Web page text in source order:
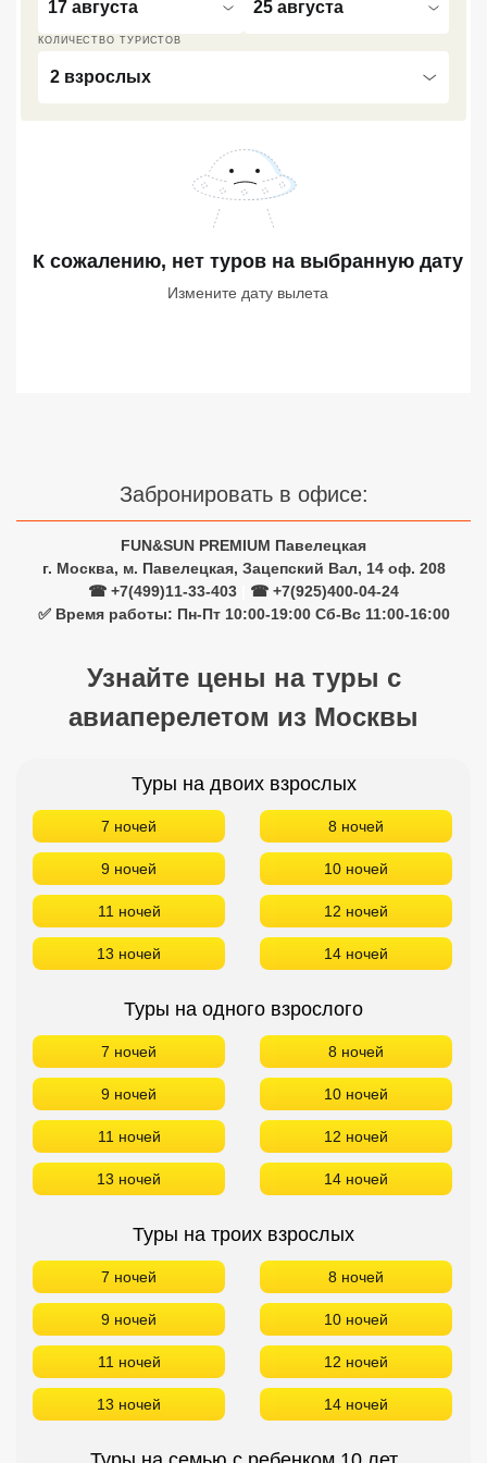
17 августа 25 августа
КОЛИЧЕСТВО ТУРИСТОВ
2 взрослых
К сожалению, нет туров на выбранную дату
Измените дату вылета
Забронировать в офисе:
FUN&SUN PREMIUM Павелецкая
г. Москва, м. Павелецкая, Зацепский Вал, 14 оф. 208
☎ +7(499)11-33-403
☎ +7(925)400-04-24
✅ Время работы: Пн-Пт 10:00-19:00 Сб-Вс 11:00-16:00
Узнайте цены на туры с
авиаперелетом из Москвы
Туры на двоих взрослых
7 ночей 8 ночей
9 ночей 10 ночей
11 ночей 12 ночей
13 ночей 14 ночей
Туры на одного взрослого
7 ночей 8 ночей
9 ночей 10 ночей
11 ночей 12 ночей
13 ночей 14 ночей
Туры на троих взрослых
7 ночей 8 ночей
9 ночей 10 ночей
11 ночей 12 ночей
13 ночей 14 ночей
Сетевые отели Египта
Сетевые отели Шри Ланки
Сетевые отели Вьетнама